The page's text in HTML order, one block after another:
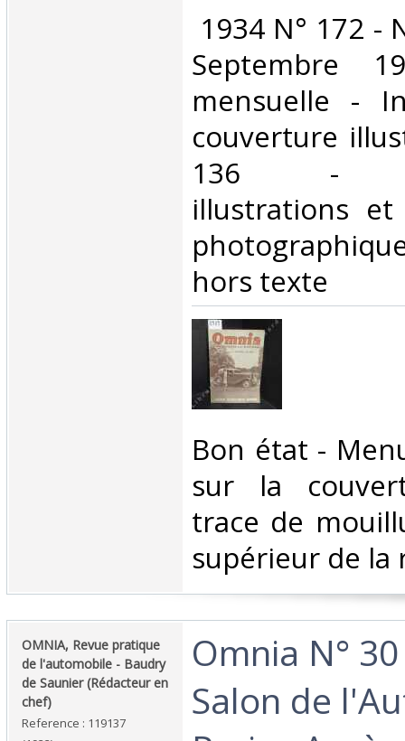
1934 N° 172 -
Septembre
mensuelle -
couverture
136 -
illustrations et
hors texte‎
‎Bon état -
sur la
trace de
supérieur de la
‎OMNIA, Revue pratique
de l'automobile - Baudry
de Saunier (Rédacteur en
chef)‎
Reference : 119137
‎Omnia N°
Salon de